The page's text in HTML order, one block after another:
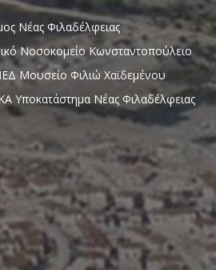
Νέας Φιλαδέλφειας
Νοσοκομείο Κωνσταντοπούλειο
Μουσείο Φιλιώ Χαϊδεμένου
Υποκατάστημα Νέας Φιλαδέλφειας